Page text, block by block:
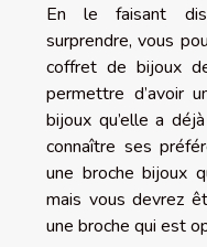
En le faisant
surprendre, vous
coffret de bijoux
permettre d’avoir
bijoux qu’elle a
connaître ses
une broche bijoux
mais vous devrez
une broche qui est